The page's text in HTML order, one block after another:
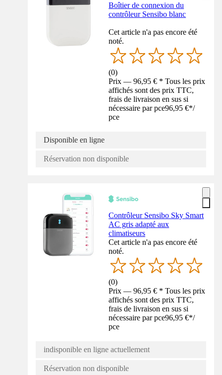
Boîtier de connexion du
contrôleur Sensibo blanc
Cet article n'a pas encore été
noté.
(0)
Prix — 96,95 € * Tous les prix
affichés sont des prix TTC,
frais de livraison en sus si
nécessaire par pce96,95 €*/
pce
Disponible en ligne
Réservation non disponible
Contrôleur Sensibo Sky Smart
AC gris adapté aux
climatiseurs
Cet article n'a pas encore été
noté.
(0)
Prix — 96,95 € * Tous les prix
affichés sont des prix TTC,
frais de livraison en sus si
nécessaire par pce96,95 €*/
pce
indisponible en ligne actuellement
Réservation non disponible